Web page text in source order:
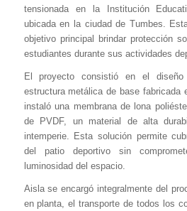
tensionada en la Institución
ubicada en la ciudad de Tumbes.
objetivo principal brindar protección
estudiantes durante sus actividades
El proyecto consistió en el
estructura metálica de base fabricada
instaló una membrana de lona
de PVDF, un material de alta
intemperie. Esta solución permite
del patio deportivo sin
luminosidad del espacio.
Aisla se encargó integralmente del
en planta, el transporte de todos los